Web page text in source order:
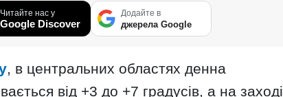
Читайте нас у
Google Discover
Додайте в
джерела Google
, в центральних областях денна
від +3 до +7 градусів, а на заході